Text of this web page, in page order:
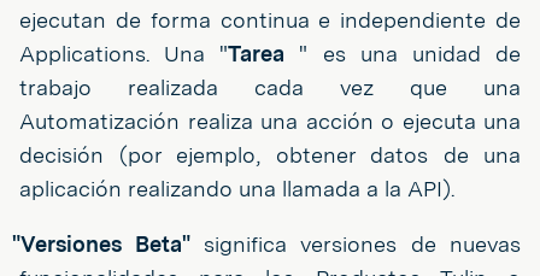
ejecutan de forma continua e independiente de
Applications. Una "Tarea " es una unidad de
trabajo realizada cada vez que una
Automatización realiza una acción o ejecuta una
decisión (por ejemplo, obtener datos de una
aplicación realizando una llamada a la API).
"Versiones Beta" significa versiones de nuevas